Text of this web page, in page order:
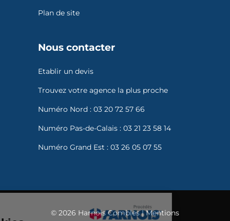
Plan de site
Nous contacter
Etablir un devis
Trouvez votre agence la plus proche
Numéro Nord : 03 20 72 57 66
Numéro Pas-de-Calais : 03 21 23 58 14
Numéro Grand Est : 03 26 05 07 55
© 2026 Harnois Combles |Mentions